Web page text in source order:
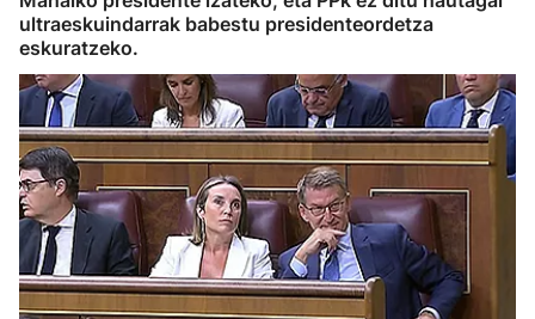
ultraeskuindarrak babestu presidenteordetza
eskuratzeko.